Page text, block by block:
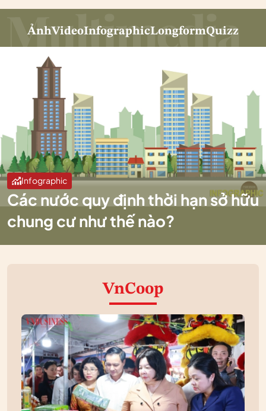
ẢnhVideoInfographicLongformQuizz
Infographic
Các nước quy định thời hạn sở hữu
chung cư như thế nào?
VnCoop